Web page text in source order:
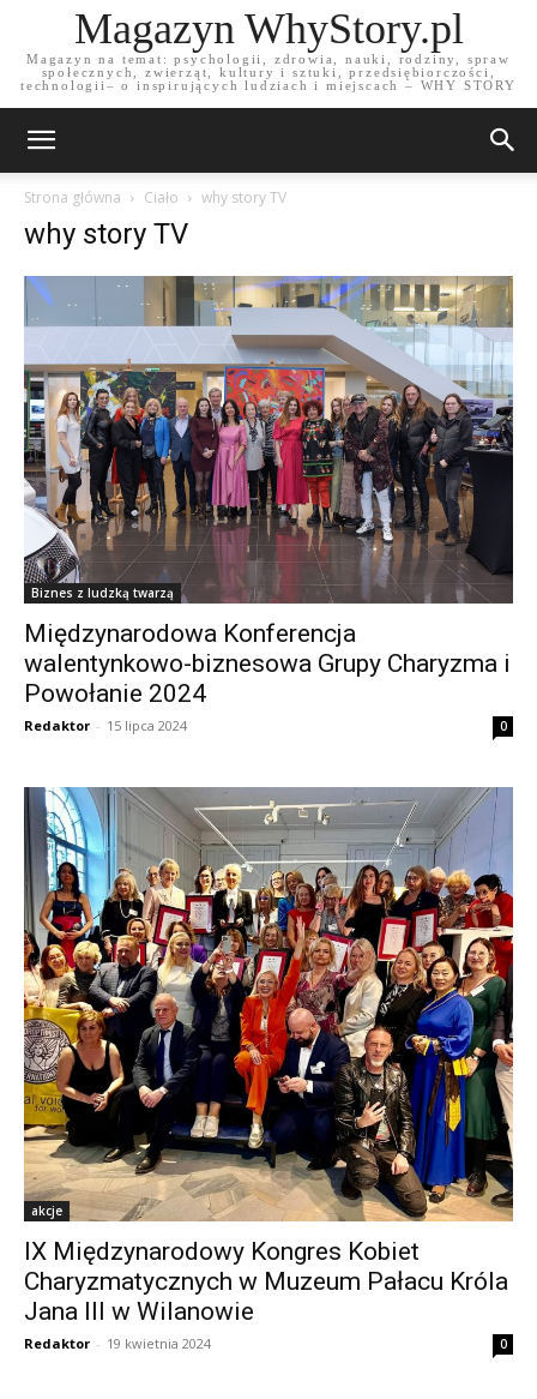
Magazyn WhyStory.pl
Magazyn na temat: psychologii, zdrowia, nauki, rodziny, spraw
społecznych, zwierząt, kultury i sztuki, przedsiębiorczości,
technologii– o inspirujących ludziach i miejscach – WHY STORY
Strona główna Ciało why story TV
why story TV
Biznes z ludzką twarzą
Międzynarodowa Konferencja
walentynkowo-biznesowa Grupy Charyzma i
Powołanie 2024
Redaktor - 15 lipca 2024 0
akcje
IX Międzynarodowy Kongres Kobiet
Charyzmatycznych w Muzeum Pałacu Króla
Jana III w Wilanowie
Redaktor - 19 kwietnia 2024 0